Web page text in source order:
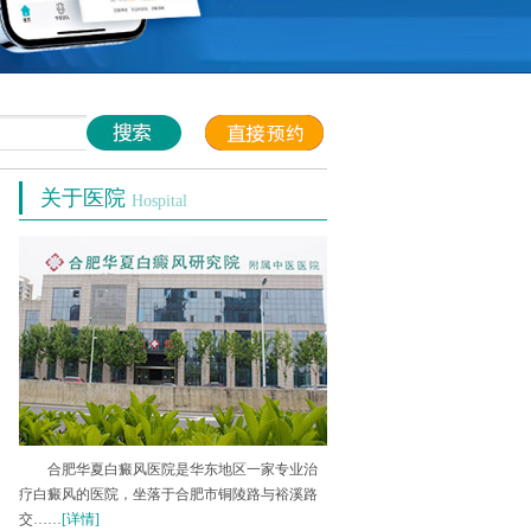
关于医院 Hospital
合肥华夏白癜风医院是华东地区一家专业治
疗白癜风的医院，坐落于合肥市铜陵路与裕溪路
交……[详情]